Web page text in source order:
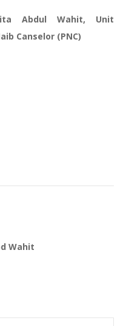
Abdul Wahit, Unit
Canselor (PNC)
Wahit